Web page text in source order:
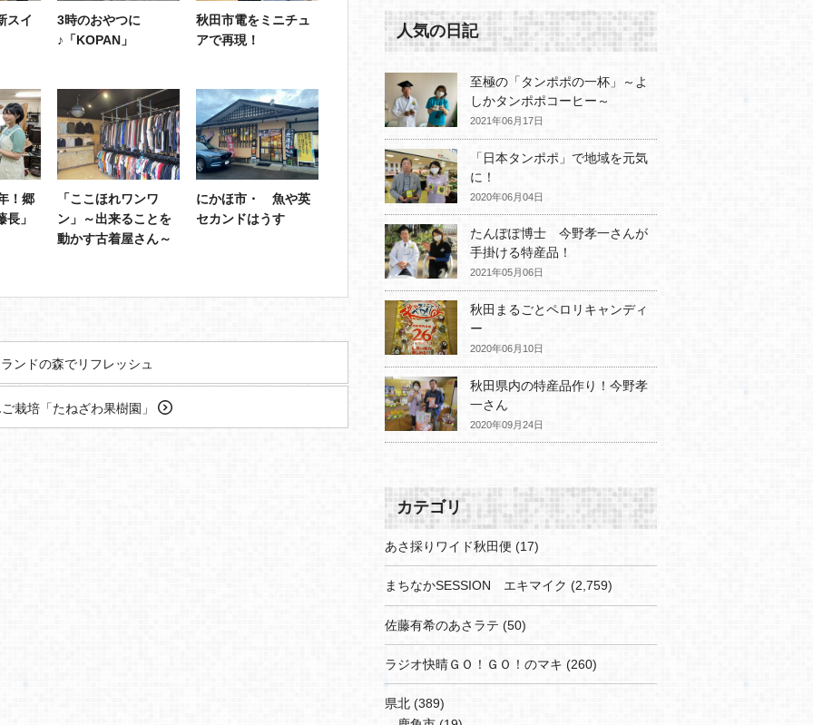
スイ
3時のおやつに
♪「KOPAN」
秋田市電をミニチュ
アで再現！
！郷
」
「ここほれワンワ
ン」～出来ることを
動かす古着屋さん～
にかほ市・ 魚や英
セカンドはうす
ンドの森でリフレッシュ
栽培「たねざわ果樹園」
人気の日記
至極の「タンポポの一杯」～よ
しかタンポポコーヒー～
2021年06月17日
「日本タンポポ」で地域を元気
に！
2020年06月04日
たんぽぽ博士 今野孝一さんが
手掛ける特産品！
2021年05月06日
秋田まるごとペロリキャンディ
ー
2020年06月10日
秋田県内の特産品作り！今野孝
一さん
2020年09月24日
カテゴリ
あさ採りワイド秋田便 (17)
まちなかSESSION エキマイク (2,759)
佐藤有希のあさラテ (50)
ラジオ快晴ＧＯ！ＧＯ！のマキ (260)
県北 (389)